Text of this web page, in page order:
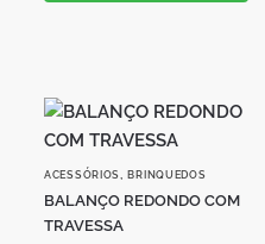
ACESSÓRIOS ,BRINQUEDOS
BALANÇO REDONDO COM
TRAVESSA